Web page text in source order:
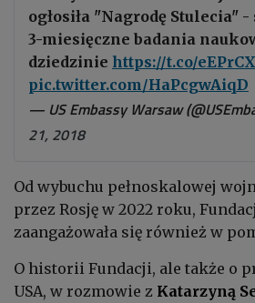
ogłosiła "Nagrodę Stulecia"
3-miesięczne badania
dziedzinie https://t.co/
pic.twitter.com/HaPcgwAiqD
— US Embassy Warsaw
21, 2018
Od wybuchu pełnoskalowej
przez Rosję w 2022 roku,
zaangażowała się również w
O historii Fundacji, ale także o
USA, w rozmowie z Katarzyną